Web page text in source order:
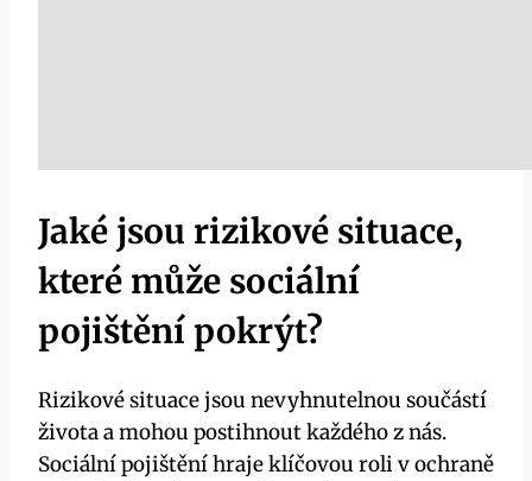
Jaké jsou rizikové situace,
které může sociální
pojištění pokrýt?
Rizikové situace jsou nevyhnutelnou součástí
života a mohou postihnout každého z nás.
Sociální pojištění hraje klíčovou roli v ochraně